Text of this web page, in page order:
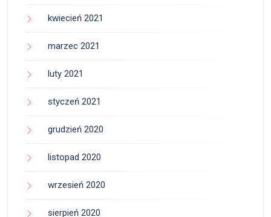
kwiecień 2021
marzec 2021
luty 2021
styczeń 2021
grudzień 2020
listopad 2020
wrzesień 2020
sierpień 2020